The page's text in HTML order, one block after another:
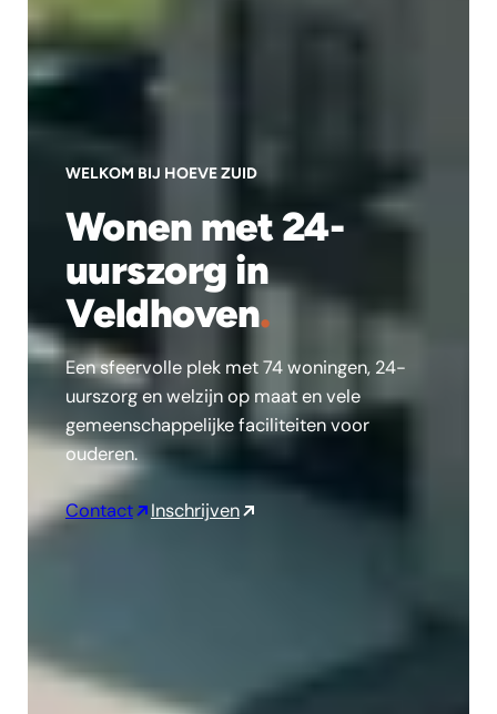
WELKOM BIJ HOEVE ZUID
Wonen met 24-
uurszorg in
Veldhoven.
Een sfeervolle plek met 74 woningen, 24-
uurszorg en welzijn op maat en vele
gemeenschappelijke faciliteiten voor
ouderen.
Contact Inschrijven